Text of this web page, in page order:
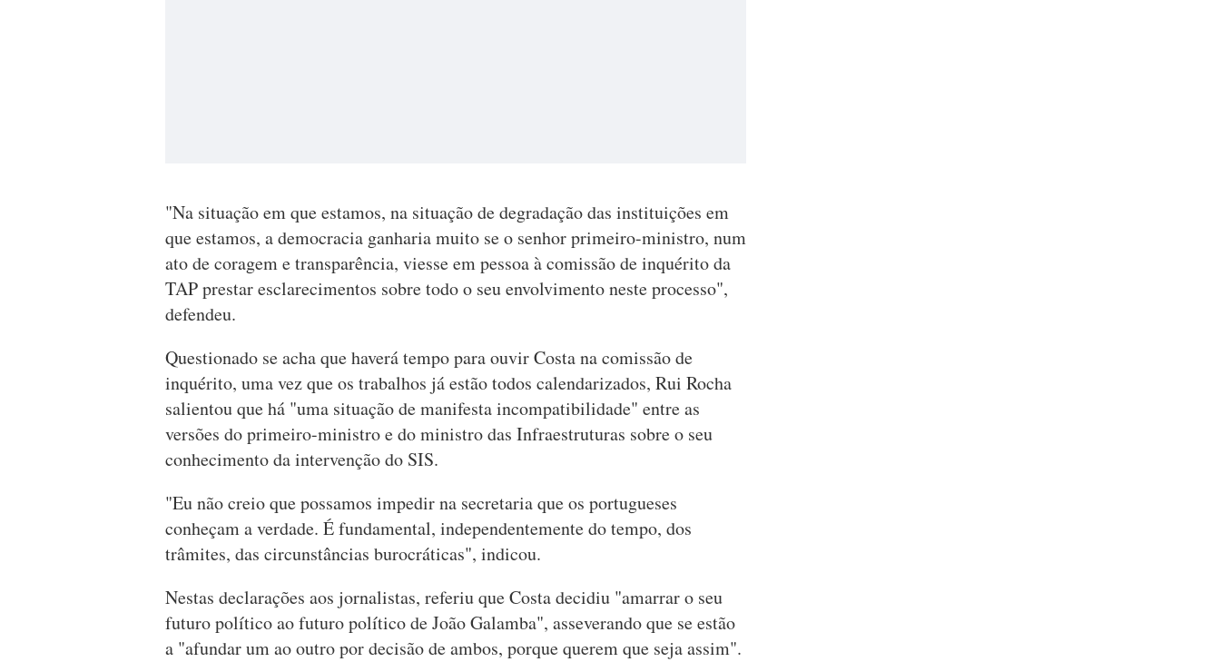
"Na situação em que estamos, na situação de degradação das instituições em
que estamos, a democracia ganharia muito se o senhor primeiro-ministro, num
ato de coragem e transparência, viesse em pessoa à comissão de inquérito da
TAP prestar esclarecimentos sobre todo o seu envolvimento neste processo",
defendeu.
Questionado se acha que haverá tempo para ouvir Costa na comissão de
inquérito, uma vez que os trabalhos já estão todos calendarizados, Rui Rocha
salientou que há "uma situação de manifesta incompatibilidade" entre as
versões do primeiro-ministro e do ministro das Infraestruturas sobre o seu
conhecimento da intervenção do SIS.
"Eu não creio que possamos impedir na secretaria que os portugueses
conheçam a verdade. É fundamental, independentemente do tempo, dos
trâmites, das circunstâncias burocráticas", indicou.
Nestas declarações aos jornalistas, referiu que Costa decidiu "amarrar o seu
futuro político ao futuro político de João Galamba", asseverando que se estão
a "afundar um ao outro por decisão de ambos, porque querem que seja assim".